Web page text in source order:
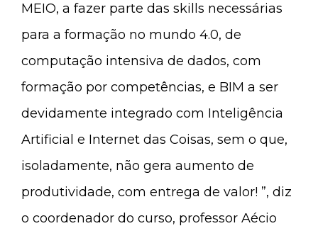
MEIO, a fazer parte das skills necessárias
para a formação no mundo 4.0, de
computação intensiva de dados, com
formação por competências, e BIM a ser
devidamente integrado com Inteligência
Artificial e Internet das Coisas, sem o que,
isoladamente, não gera aumento de
produtividade, com entrega de valor! ”, diz
o coordenador do curso, professor Aécio